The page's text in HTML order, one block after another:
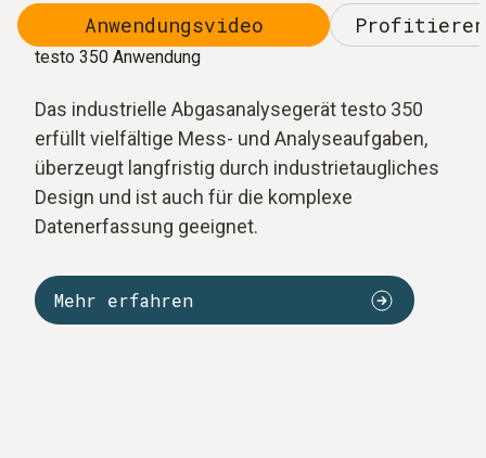
Anwendungsvideo
testo 350 Anwendung
Das industrielle Abgasanalysegerät testo 350
erfüllt vielfältige Mess- und Analyseaufgaben,
überzeugt langfristig durch industrietaugliches
Design und ist auch für die komplexe
Datenerfassung geeignet.
Mehr erfahren